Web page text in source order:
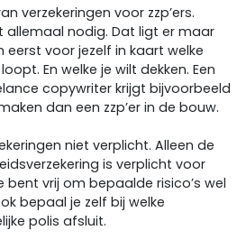
verzekeringen voor zzp’ers.
allemaal nodig. Dat ligt er maar
voor jezelf in kaart welke
En welke je wilt dekken. Een
copywriter krijgt bijvoorbeeld
dan een zzp’er in de bouw.
niet verplicht. Alleen de
is verplicht voor
vrij om bepaalde risico’s wel
bepaal je zelf bij welke
polis afsluit.